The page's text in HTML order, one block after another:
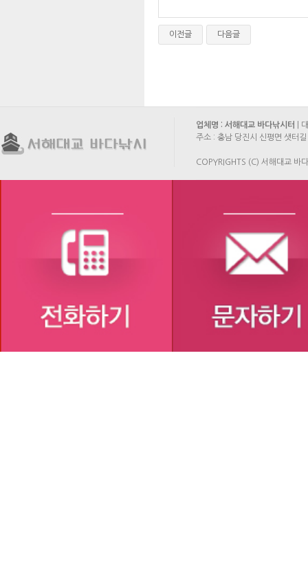
이전글 다음글
업체명 : 서해대교 바다낚시터
|
주소 : 충남 당진시 신평면 샛터
COPYRIGHTS (C) 서해대교 바